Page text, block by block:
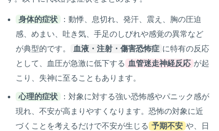
身体的症状
：動悸、息切れ、発汗、震え、胸の圧迫
感、めまい、吐き気、手足のしびれや感覚の異常など
が典型的です。
血液・注射・傷害恐怖症 に特有の反応
として、血圧が急激に低下する 血管迷走神経反応 が起
こり、失神に至ることもあります。
心理的症状
：対象に対する強い恐怖感やパニック感が
現れ、不安が高まりやすくなります。恐怖の対象に近
づくことを考えるだけで不安が生じる 予期不安 や、日